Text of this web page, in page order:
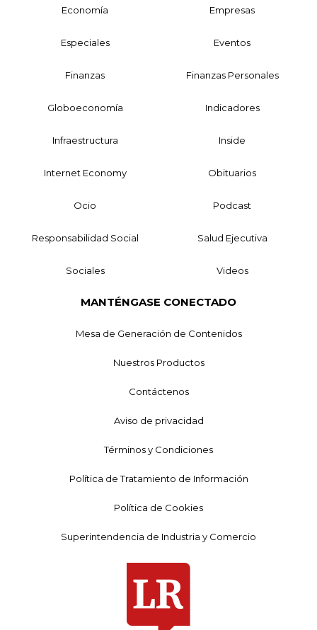
Economía Empresas
Especiales Eventos
Finanzas Finanzas Personales
Globoeconomía Indicadores
Infraestructura Inside
Internet Economy Obituarios
Ocio Podcast
Responsabilidad Social Salud Ejecutiva
Sociales Videos
MANTÉNGASE CONECTADO
Mesa de Generación de Contenidos
Nuestros Productos
Contáctenos
Aviso de privacidad
Términos y Condiciones
Política de Tratamiento de Información
Política de Cookies
Superintendencia de Industria y Comercio